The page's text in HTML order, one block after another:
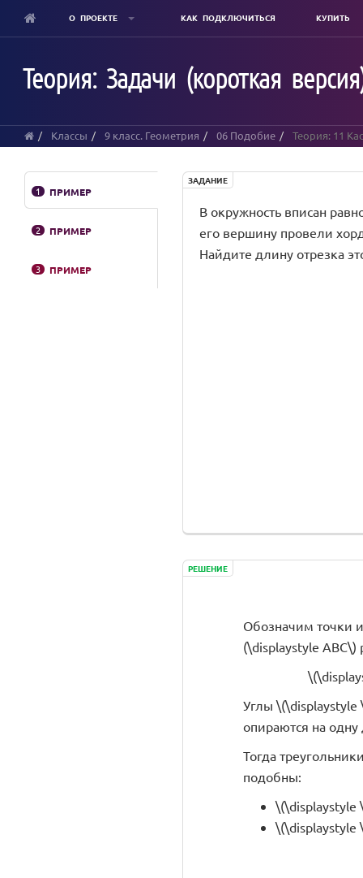
content
О ПРОЕКТЕ КАК ПОДКЛЮЧИТЬСЯ КУПИТЬ
Теория: Задачи (короткая
Классы 9 класс. Геометрия 06 Подобие Теория: 11
1 ПРИМЕР
2 ПРИМЕР
3 ПРИМЕР
ЗАДАНИЕ
В окружность вписан
его вершину провели
Найдите длину отрезка
РЕШЕНИЕ
Обозначим точки
(\displaystyle
Углы \(\displaystyle
опираются на одну
Тогда
подобны:
\(\displaystyle
\(\displaystyle